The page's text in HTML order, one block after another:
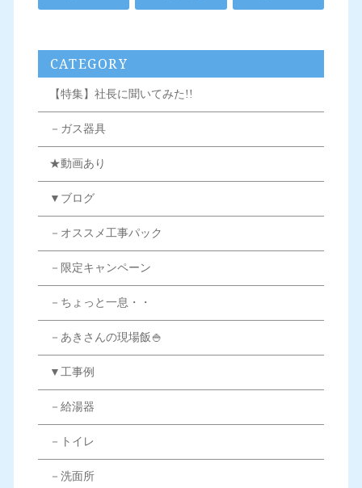
CATEGORY
【特集】社長に聞いてみた!!
－ガス器具
★動画あり
▼ブログ
－オススメ工事パック
－限定キャンペーン
－ちょっと一息・・
－あきさんの現場飯🍚
▼工事例
－給湯器
－トイレ
－洗面所